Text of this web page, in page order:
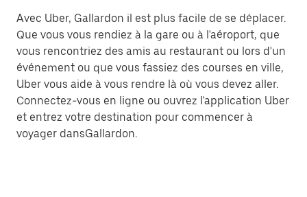
Avec Uber, Gallardon il est plus facile de se déplacer.
Que vous vous rendiez à la gare ou à l'aéroport, que
vous rencontriez des amis au restaurant ou lors d'un
événement ou que vous fassiez des courses en ville,
Uber vous aide à vous rendre là où vous devez aller.
Connectez-vous en ligne ou ouvrez l'application Uber
et entrez votre destination pour commencer à
voyager dansGallardon.